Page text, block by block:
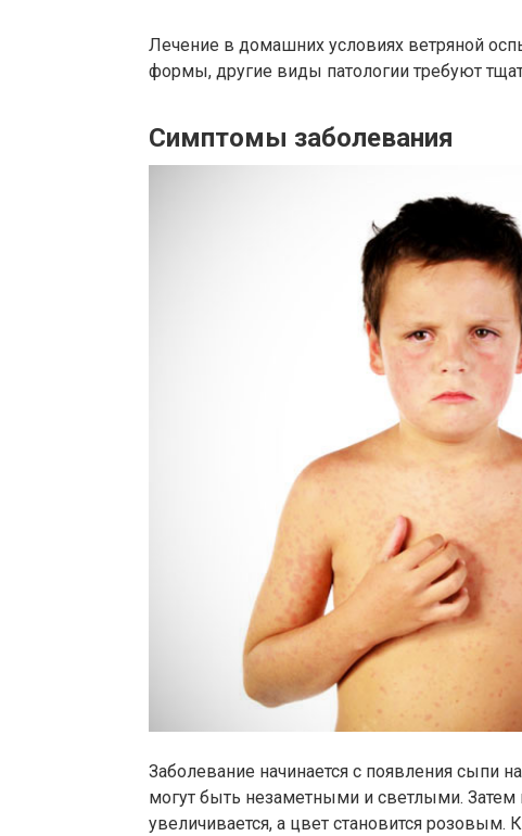
Лечение в домашних условиях ветряной
формы, другие виды патологии требуют
Симптомы заболевания
Заболевание начинается с появления
могут быть незаметными и светлыми. Затем
увеличивается, а цвет становится